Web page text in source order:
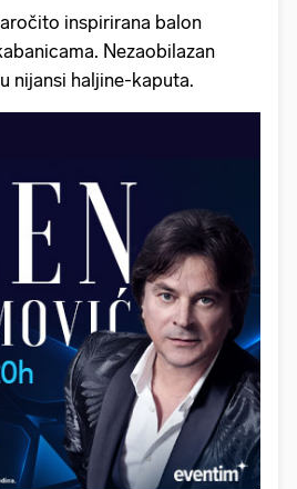
inspirirana balon
Nezaobilazan
nijansi haljine-kaputa.